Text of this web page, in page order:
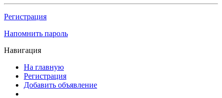
Регистрация
Напомнить пароль
Навигация
На главную
Регистрация
Добавить объявление